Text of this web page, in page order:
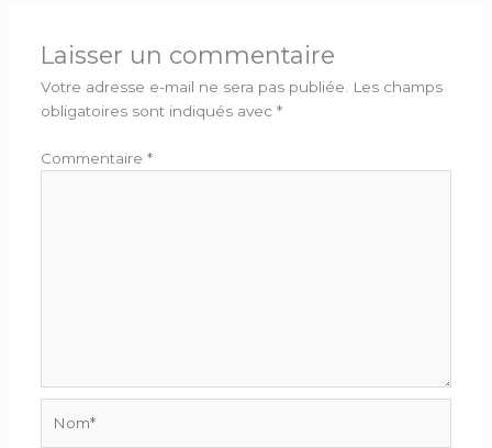
Laisser un commentaire
Votre adresse e-mail ne sera pas publiée.
Les champs
obligatoires sont indiqués avec *
Commentaire *